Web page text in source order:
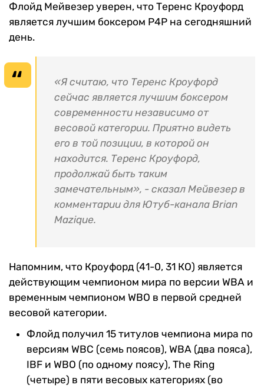
Флойд Мейвезер уверен, что Теренс Кроуфорд
является лучшим боксером Р4Р на сегодняшний
день.
«Я считаю, что Теренс Кроуфорд
сейчас является лучшим боксером
современности независимо от
весовой категории. Приятно видеть
его в той позиции, в которой он
находится. Теренс Кроуфорд,
продолжай быть таким
замечательным», - сказал Мейвезер в
комментарии для Ютуб-канала Brian
Mazique.
Напомним, что Кроуфорд (41-0, 31 КО) является
действующим чемпионом мира по версии WBA и
временным чемпионом WBO в первой средней
весовой категории.
Флойд получил 15 титулов чемпиона мира по
версиям WBC (семь поясов), WBA (два пояса),
IBF и WBO (по одному поясу), The Ring
(четыре) в пяти весовых категориях (во